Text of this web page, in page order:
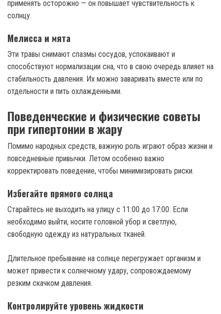
применять осторожно — он повышает чувствительность к
солнцу.
Мелисса и мята
Эти травы снимают спазмы сосудов, успокаивают и
способствуют нормализации сна, что в свою очередь влияет на
стабильность давления. Их можно заваривать вместе или по
отдельности и пить охлажденными.
Поведенческие и физические советы
при гипертонии в жару
Помимо народных средств, важную роль играют образ жизни и
повседневные привычки. Летом особенно важно
корректировать поведение, чтобы минимизировать риски.
Избегайте прямого солнца
Старайтесь не выходить на улицу с 11:00 до 17:00. Если
необходимо выйти, носите головной убор и светлую,
свободную одежду из натуральных тканей.
Длительное пребывание на солнце перегружает организм и
может привести к солнечному удару, сопровождаемому
резким скачком давления.
Контролируйте уровень жидкости